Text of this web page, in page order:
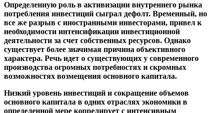
Определенную роль в активизации внутреннего рынка
потребления инвестиций сыграл дефолт. Временный, но
все же разрыв с иностранными инвесторами, привел к
необходимости интенсификации инвестиционной
деятельности за счет собственных ресурсов. Однако
существует более значимая причина объективного
характера. Речь идет о существующих у современного
производства огромных потребностях и скромных
возможностях возмещения основного капитала.
Низкий уровень инвестиций и сокращение объемов
основного капитала в одних отраслях экономики в
определенной мере коррелирует с интенсивным